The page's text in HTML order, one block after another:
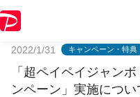
2022/1/31 キャンペーン・特典
「超ペイペイジャン
ンペーン」実施につい